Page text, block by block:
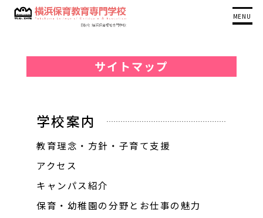
MENU
サイトマップ
学校案内
教育理念・方針・子育て支援
アクセス
キャンパス紹介
保育・幼稚園の分野とお仕事の魅力